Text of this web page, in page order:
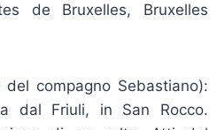
de Bruxelles, Bruxelles
compagno Sebastiano):
dal Friuli, in San Rocco.